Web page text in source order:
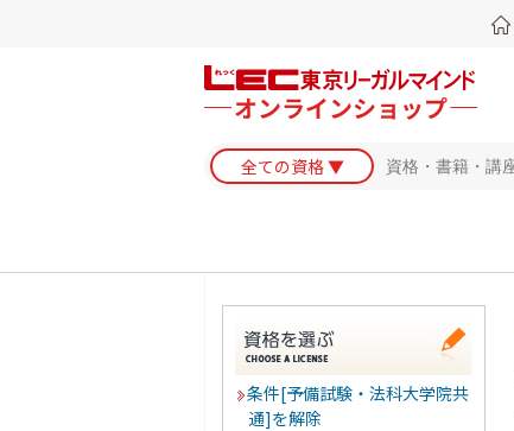
条件[予備試験・法科大学院共
通]を解除